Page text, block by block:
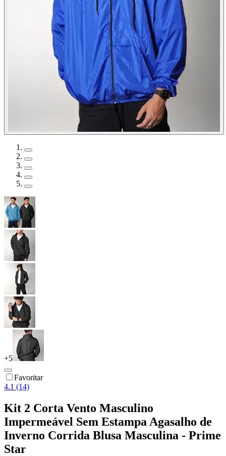
+5
Favoritar
4.1 (14)
Kit 2 Corta Vento Masculino
Impermeável Sem Estampa Agasalho de
Inverno Corrida Blusa Masculina - Prime
Star